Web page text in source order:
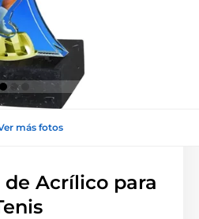
más fotos
Acrílico para